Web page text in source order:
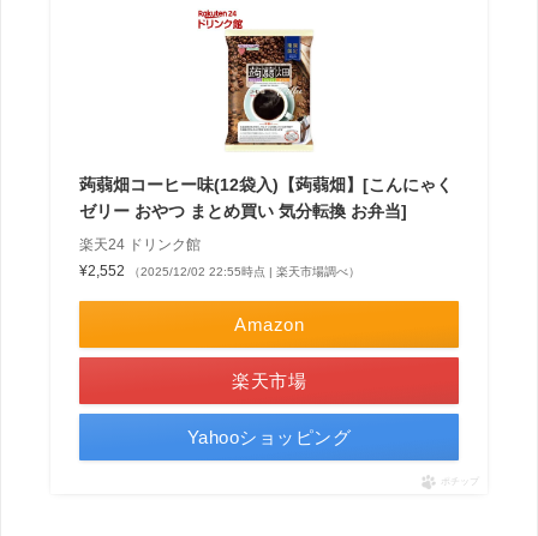
蒟蒻畑コーヒー味(12袋入)【蒟蒻畑】[こんにゃく
ゼリー おやつ まとめ買い 気分転換 お弁当]
楽天24 ドリンク館
¥2,552
（2025/12/02 22:55時点 | 楽天市場調べ）
Amazon
楽天市場
Yahooショッピング
ポチップ